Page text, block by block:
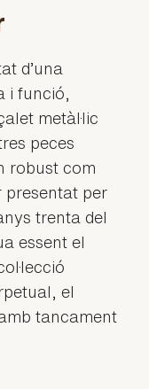
d’una
i funció,
metàl·lic
peces
robust com
presentat per
trenta del
essent el
el
tancament